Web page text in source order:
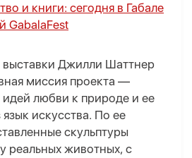
и книги: сегодня в Габале
GabalaFest
Джилли Шаттнер
миссия проекта —
любви к природе и ее
искусства. По ее
скульптуры
реальных животных, с